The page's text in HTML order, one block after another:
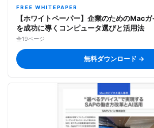
FREE WHITEPAPER
【ホワイトペーパー】企業のためのMac
を成功に導くコンピュータ選びと活用法
全19ページ
無料ダウンロード →